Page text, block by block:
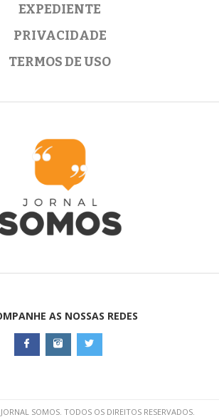
EXPEDIENTE
PRIVACIDADE
TERMOS DE USO
AS NOSSAS REDES
SOMOS. TODOS OS DIREITOS RESERVADOS.